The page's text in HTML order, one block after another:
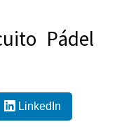
Pádel
LinkedIn